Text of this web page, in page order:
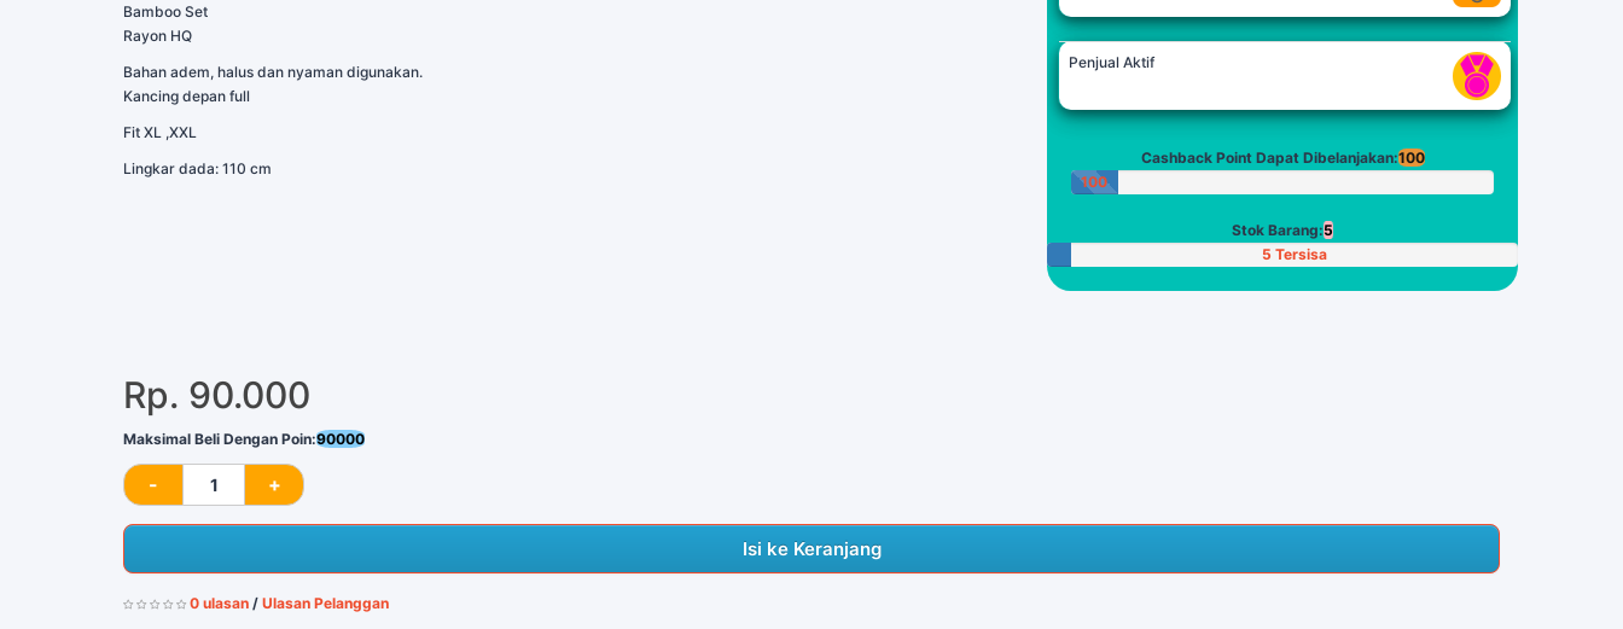
Bamboo Set
Rayon HQ
Bahan adem, halus dan nyaman digunakan.
Kancing depan full
Fit XL ,XXL
Lingkar dada: 110 cm
Penjual Aktif
Cashback Point Dapat Dibelanjakan:100
100
Stok Barang:5
5 Tersisa
Rp. 90.000
Maksimal Beli Dengan Poin:90000
Isi ke Keranjang
0 ulasan / Ulasan Pelanggan